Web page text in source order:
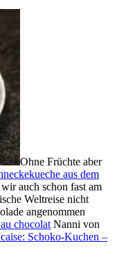
Ohne Früchte aber
aus dem
auch schon fast am
Weltreise nicht
angenommen
chocolat Nanni von
Schoko-Kuchen –